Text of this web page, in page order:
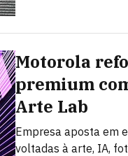
Motorola
premium
Arte Lab
Empresa aposta em
voltadas à arte, IA,